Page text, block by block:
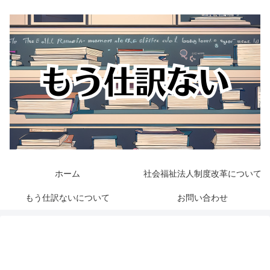
ホーム 社会福祉法人制度改革について
もう仕訳ないについて お問い合わせ